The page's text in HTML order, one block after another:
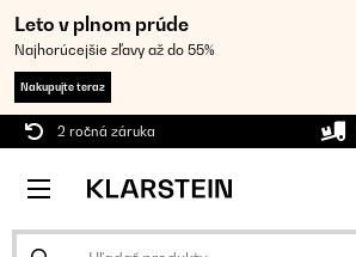
Leto v plnom prúde
Najhorúcejšie zľavy až do 55%
Nakupujte teraz
2 ročná záruka